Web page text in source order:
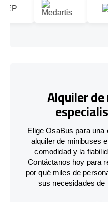
Alquiler
Elige OsaBus para una
alquiler de minibuses
comodidad y la
Contáctanos hoy para
por qué miles de
sus necesidades de